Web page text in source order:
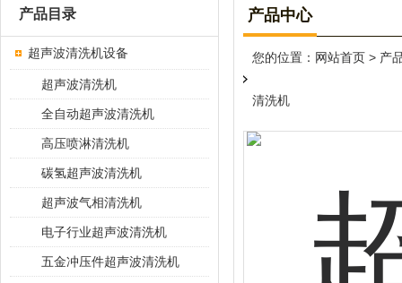
产品中心
您的位置： 网站首页 > 产
清洗机
产品目录
超声波清洗机设备
超声波清洗机
全自动超声波清洗机
高压喷淋清洗机
碳氢超声波清洗机
超声波气相清洗机
电子行业超声波清洗机
五金冲压件超声波清洗机